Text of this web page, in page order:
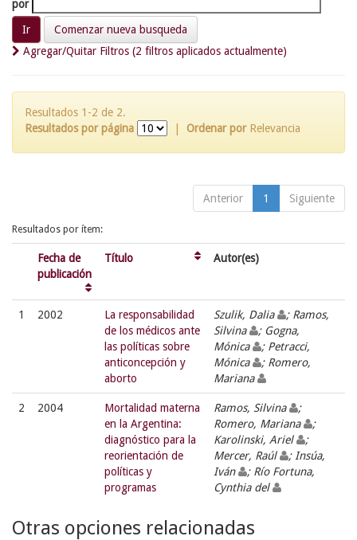
por
Comenzar nueva busqueda
Agregar/Quitar Filtros (2 filtros aplicados actualmente)
Resultados 1-2 de 2.
Resultados por página
Ordenar por Relevancia
Anterior 1 Siguiente
Resultados por ítem:
Fecha de
publicación
Título Autor(es)
1 2002
La responsabilidad
de los médicos ante
las políticas sobre
anticoncepción y
aborto
Szulik, Dalia
; Ramos,
Silvina
; Gogna,
Mónica
; Petracci,
Mónica
; Romero,
Mariana
2 2004
Mortalidad materna
en la Argentina:
diagnóstico para la
reorientación de
políticas y
programas
Ramos, Silvina
;
Romero, Mariana
;
Karolinski, Ariel
;
Mercer, Raúl
; Insúa,
Iván
; Río Fortuna,
Cynthia del
Otras opciones relacionadas